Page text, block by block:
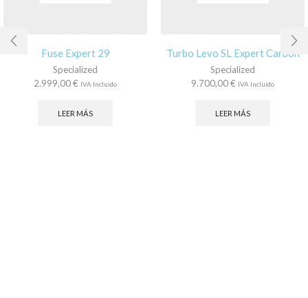
Fuse Expert 29
Specialized
2.999,00€ IVA Incluido
LEER MÁS
Turbo Levo SL Expert Carbon
Specialized
9.700,00€ IVA Incluido
LEER MÁS